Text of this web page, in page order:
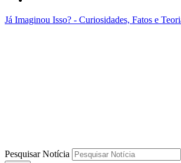
Já Imaginou Isso? - Curiosidades, Fatos e
Pesquisar Notícia